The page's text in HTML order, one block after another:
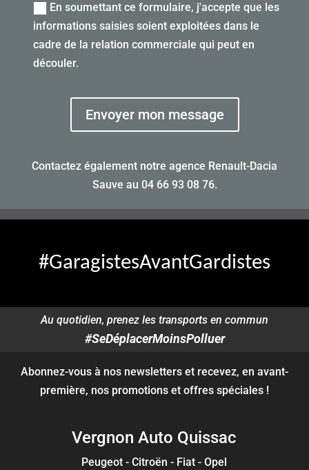
En soumettant ce formulaire, j'accepte que les
informations saisies soient exploitées dans le
cadre de la relation commerciale qui peut en
découler.
Envoyer mon message
Contactez également notre agence Renault-Dacia
Sauve au 04 66 93 08 76.
#GaragistesAvantGardistes
Au quotidien, prenez les transports en commun
#SeDéplacerMoinsPolluer
Abonnez-vous à nos newsletters et recevez, en avant-
première, nos promotions et offres spéciales !
Vergnon Auto Quissac
Peugeot - Citroën - Fiat - Opel